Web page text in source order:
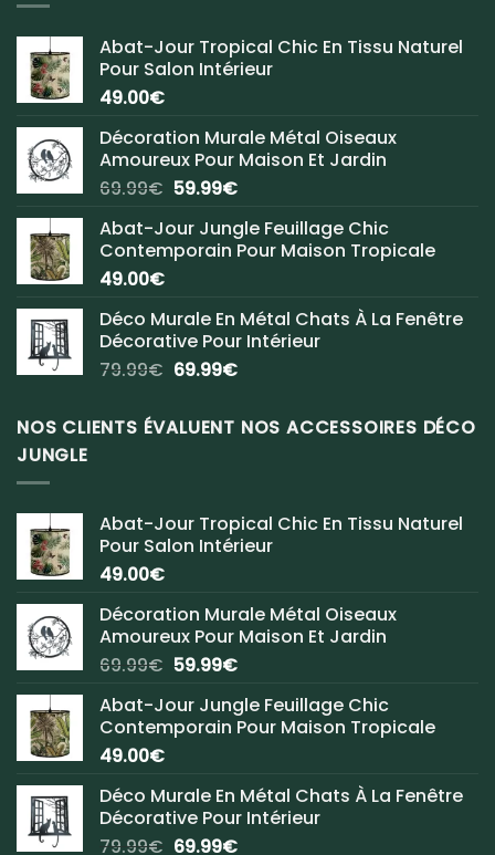
Abat-Jour Tropical Chic En Tissu Naturel
Pour Salon Intérieur
49.00€
Décoration Murale Métal Oiseaux
Amoureux Pour Maison Et Jardin
69.99€ Le
initial
était :
59.99€Le
actuel
est :
Abat-Jour Jungle Feuillage Chic
Contemporain Pour Maison Tropicale
49.00€
Déco Murale En Métal Chats À La Fenêtre
Décorative Pour Intérieur
79.99€ Le
initial
était :
69.99€Le
actuel
est :
NOS CLIENTS ÉVALUENT NOS ACCESSOIRES DÉCO
JUNGLE
Abat-Jour Tropical Chic En Tissu Naturel
Pour Salon Intérieur
49.00€
Décoration Murale Métal Oiseaux
Amoureux Pour Maison Et Jardin
69.99€ Le
initial
était :
59.99€Le
actuel
est :
Abat-Jour Jungle Feuillage Chic
Contemporain Pour Maison Tropicale
49.00€
Déco Murale En Métal Chats À La Fenêtre
Décorative Pour Intérieur
79.99€ Le
69.99€Le